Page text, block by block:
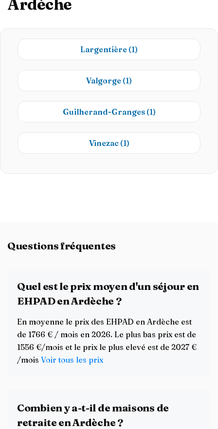
Ardèche
Largentière (1)
Valgorge (1)
Guilherand-Granges (1)
Vinezac (1)
Questions fréquentes
Quel est le prix moyen d'un séjour en
EHPAD en Ardèche ?
En moyenne le prix des EHPAD en Ardèche est
de 1766 € / mois en 2026. Le plus bas prix est de
1556 €/mois et le prix le plus elevé est de 2027 €
/mois Voir tous les prix
Combien y a-t-il de maisons de
retraite en Ardèche ?